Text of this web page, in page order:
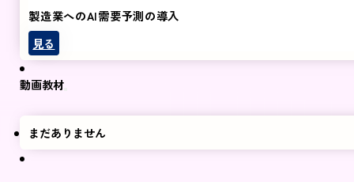
製造業へのAI需要予測の導入
見る
動画教材
まだありません